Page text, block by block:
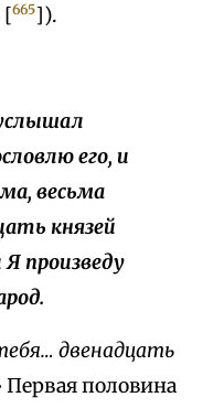
[665]).
его, и
весьма
князей
произведу
двенадцать
Первая половина